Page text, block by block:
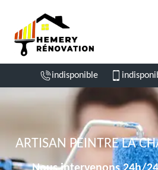
indisponible
ARTISAN PEINTRE LA